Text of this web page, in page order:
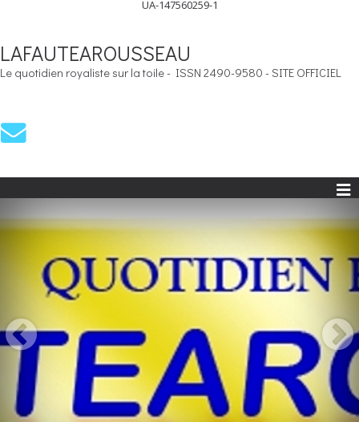
UA-147560259-1
LAFAUTEAROUSSEAU
Le quotidien royaliste sur la toile - ISSN 2490-9580 - SITE OFFICIEL